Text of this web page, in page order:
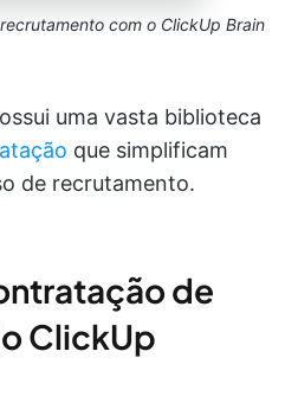
com o ClickUp Brain
uma vasta biblioteca
que simplificam
de recrutamento.
de
ClickUp